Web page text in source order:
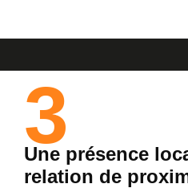
3
Une présence
relation de